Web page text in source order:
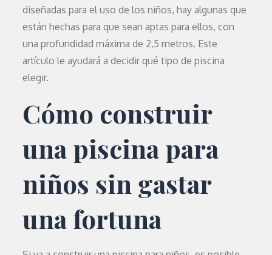
diseñadas para el uso de los niños, hay algunas que
están hechas para que sean aptas para ellos, con
una profundidad máxima de 2,5 metros. Este
artículo le ayudará a decidir qué tipo de piscina
elegir.
Cómo construir
una piscina para
niños sin gastar
una fortuna